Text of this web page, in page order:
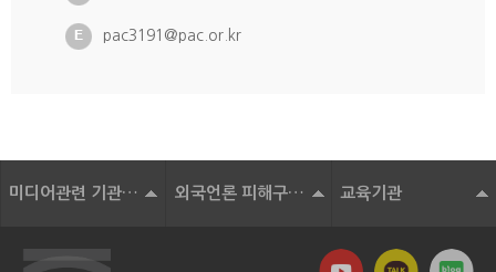
pac3191@pac.or.kr
미디어관련 기관 및 단체 외국언론 피해구제기구 교육기관